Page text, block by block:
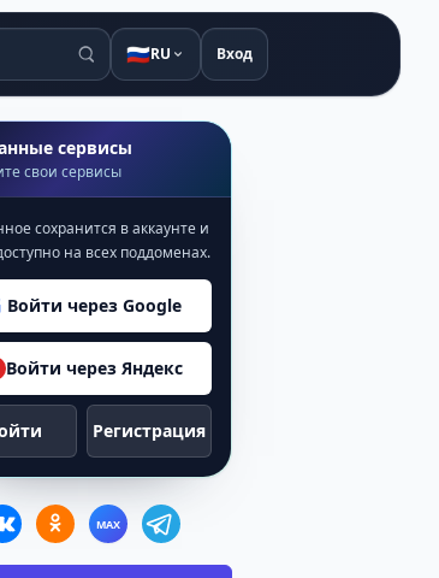
🇷🇺RU Вход
сервисы
свои сервисы
сохранится в аккаунте и
на всех поддоменах.
Войти через Google
Войти через Яндекс
Регистрация
MAX